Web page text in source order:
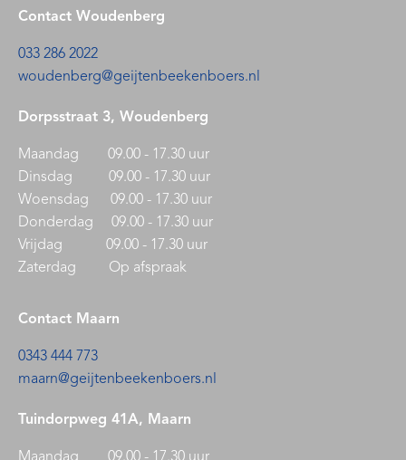
Contact Woudenberg
033 286 2022
woudenberg@geijtenbeekenboers.nl
Dorpsstraat 3, Woudenberg
Maandag 09.00 - 17.30 uur
Dinsdag 09.00 - 17.30 uur
Woensdag 09.00 - 17.30 uur
Donderdag 09.00 - 17.30 uur
Vrijdag 09.00 - 17.30 uur
Zaterdag Op afspraak
Contact Maarn
0343 444 773
maarn@geijtenbeekenboers.nl
Tuindorpweg 41A, Maarn